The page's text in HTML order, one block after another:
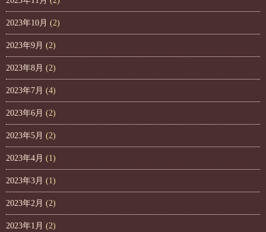
2023年10月 (2)
2023年9月 (2)
2023年8月 (2)
2023年7月 (4)
2023年6月 (2)
2023年5月 (2)
2023年4月 (1)
2023年3月 (1)
2023年2月 (2)
2023年1月 (2)